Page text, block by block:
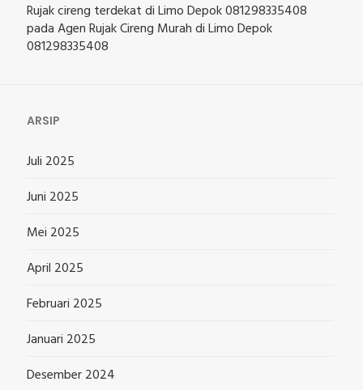
Rujak cireng terdekat di Limo Depok 081298335408
padaAgen Rujak Cireng Murah di Limo Depok
081298335408
ARSIP
Juli 2025
Juni 2025
Mei 2025
April 2025
Februari 2025
Januari 2025
Desember 2024